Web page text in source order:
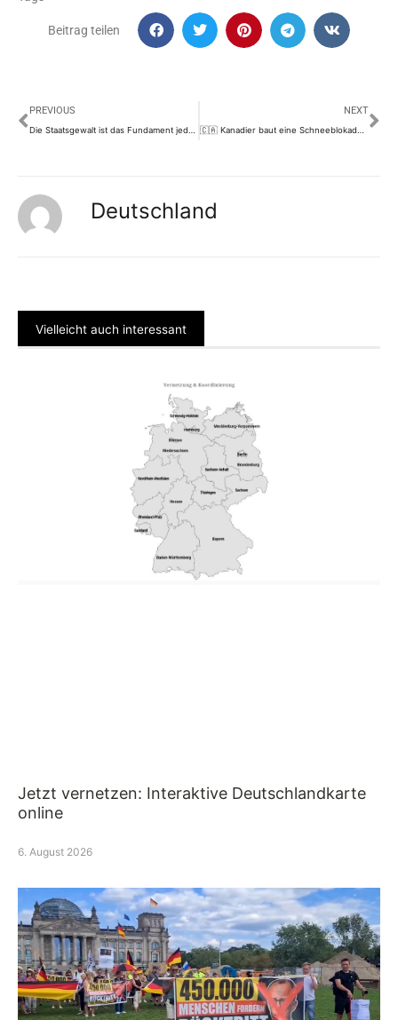
Beitrag teilen
Prev
PREVIOUS
Die Staatsgewalt ist das Fundament jeder Diktatur
NEXT
🇨🇦 Kanadier baut eine Schneeblokade 🇨🇦 Ottawa
Deutschland
Vielleicht auch interessant
Jetzt vernetzen: Interaktive Deutschlandkarte
online
6. August 2026